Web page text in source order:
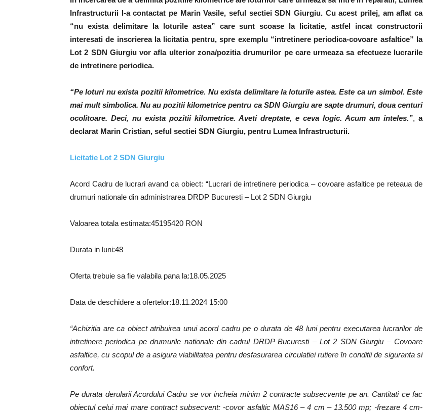
Infrastructurii l-a contactat pe Marin Vasile, seful sectiei SDN Giurgiu. Cu acest prilej, am aflat ca
“nu exista delimitare la loturile astea” care sunt scoase la licitatie, astfel incat constructorii
interesati de inscrierea la licitatia pentru, spre exemplu “intretinere periodica-covoare asfaltice” la
Lot 2 SDN Giurgiu vor afla ulterior zona/pozitia drumurilor pe care urmeaza sa efectueze lucrarile
de intretinere periodica.
“Pe loturi nu exista pozitii kilometrice. Nu exista delimitare la loturile astea. Este ca un simbol. Este
mai mult simbolica. Nu au pozitii kilometrice pentru ca SDN Giurgiu are sapte drumuri, doua centuri
ocolitoare. Deci, nu exista pozitii kilometrice. Aveti dreptate, e ceva logic. Acum am inteles.”, a
declarat Marin Cristian, seful sectiei SDN Giurgiu, pentru Lumea Infrastructurii.
Licitatie Lot 2 SDN Giurgiu
Acord Cadru de lucrari avand ca obiect: “Lucrari de intretinere periodica – covoare asfaltice pe reteaua de
drumuri nationale din administrarea DRDP Bucuresti – Lot 2 SDN Giurgiu
Valoarea totala estimata:45195420 RON
Durata in luni:48
Oferta trebuie sa fie valabila pana la:18.05.2025
Data de deschidere a ofertelor:18.11.2024 15:00
“Achizitia are ca obiect atribuirea unui acord cadru pe o durata de 48 luni pentru executarea lucrarilor de
intretinere periodica pe drumurile nationale din cadrul DRDP Bucuresti – Lot 2 SDN Giurgiu – Covoare
asfaltice, cu scopul de a asigura viabilitatea pentru desfasurarea circulatiei rutiere în conditii de siguranta si
confort.
Pe durata derularii Acordului Cadru se vor incheia minim 2 contracte subsecvente pe an. Cantitati ce fac
obiectul celui mai mare contract subsecvent: -covor asfaltic MAS16 – 4 cm – 13.500 mp; -frezare 4 cm-